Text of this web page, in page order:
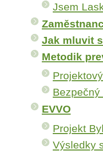
Jsem
Jak mluvit
Metodik
Bezpečný
EVVO
Projekt
Výsledky